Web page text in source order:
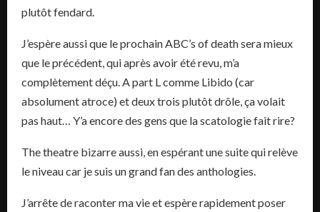
plutôt fendard.
J’espère aussi que le prochain ABC’s of death sera mieux
que le précédent, qui après avoir été revu, m’a
complètement déçu. A part L comme Libido (car
absolument atroce) et deux trois plutôt drôle, ça volait
pas haut… Y’a encore des gens que la scatologie fait rire?
The theatre bizarre aussi, en espérant une suite qui relève
le niveau car je suis un grand fan des anthologies.
J’arrête de raconter ma vie et espère rapidement poser